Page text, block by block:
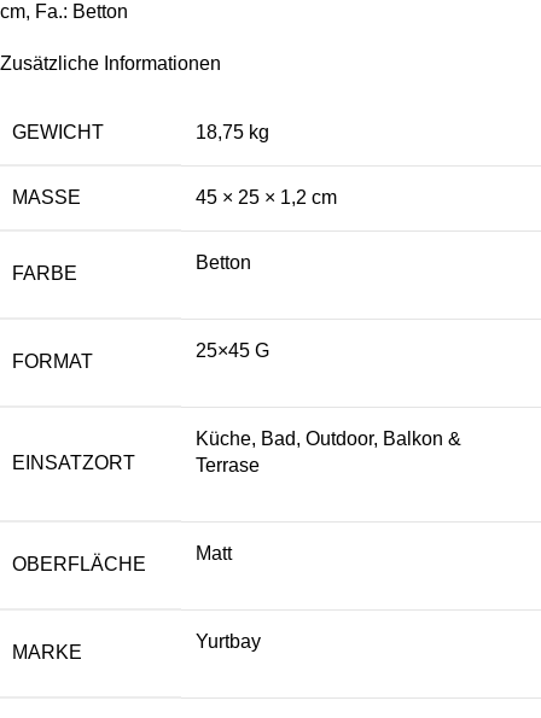
cm, Fa.: Betton
Zusätzliche Informationen
GEWICHT 18,75 kg
MASSE 45 × 25 × 1,2 cm
FARBE
Betton
FORMAT
25×45 G
EINSATZORT
Küche, Bad, Outdoor, Balkon &
Terrase
OBERFLÄCHE
Matt
MARKE
Yurtbay